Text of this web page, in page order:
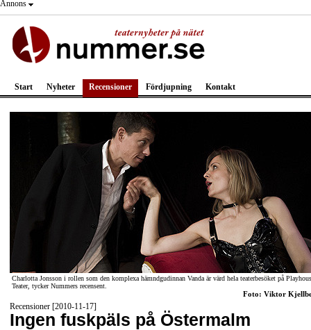
Annons
Start Nyheter Recensioner Fördjupning Kontakt
Charlotta Jonsson i rollen som den komplexa hämndgudinnan Vanda är värd hela teaterbesöket på
Teater, tycker Nummers recensent.
Foto: Viktor
Recensioner [2010-11-17]
Ingen fuskpäls på Östermalm